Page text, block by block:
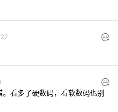
看多了硬数码，看软数码也别